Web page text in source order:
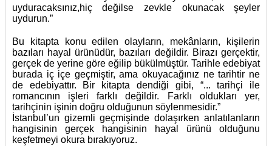
uyduracaksınız,hiç değilse zevkle okunacak şeyler
uydurun.”
Bu kitapta konu edilen olayların, mekânların, kişilerin
bazıları hayal ürünüdür, bazıları değildir. Birazı gerçektir,
gerçek de yerine göre eğilip bükülmüştür. Tarihle edebiyat
burada iç içe geçmiştir, ama okuyacağınız ne tarihtir ne
de edebiyattır. Bir kitapta dendiği gibi, “... tarihçi ile
romancının işleri farklı değildir. Farklı oldukları yer,
tarihçinin işinin doğru olduğunun söylenmesidir.”
İstanbul’un gizemli geçmişinde dolaşırken anlatılanların
hangisinin gerçek hangisinin hayal ürünü olduğunu
keşfetmeyi okura bırakıyoruz.